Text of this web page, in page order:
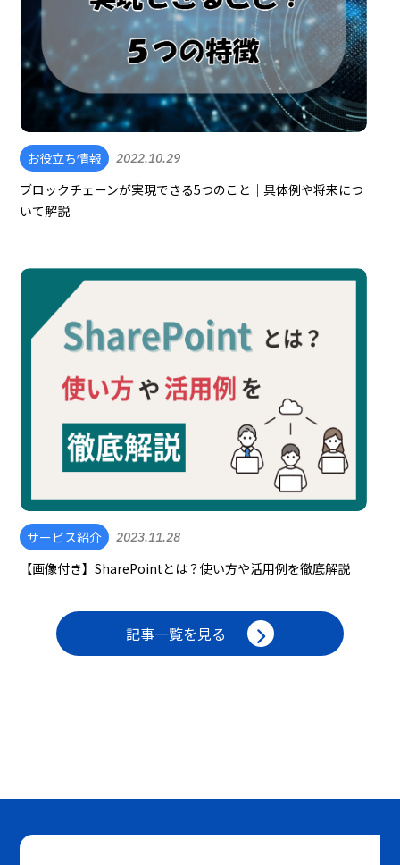
お役立ち情報 2022.10.29
ブロックチェーンが実現できる5つのこと｜具体例や将来につ
いて解説
サービス紹介 2023.11.28
【画像付き】SharePointとは？使い方や活用例を徹底解説
記事一覧を見る